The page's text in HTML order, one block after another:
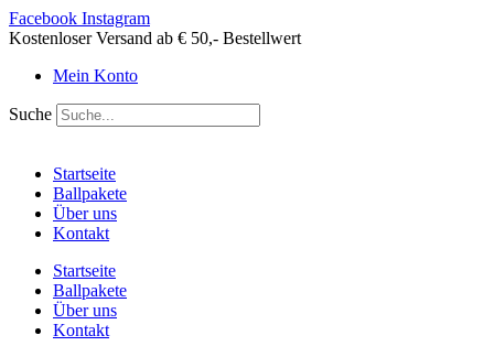
Zum
Inhalt
Facebook Instagram
Kostenloser Versand ab € 50,- Bestellwert
Mein Konto
Suche
Startseite
Ballpakete
Über uns
Kontakt
Startseite
Ballpakete
Über uns
Kontakt